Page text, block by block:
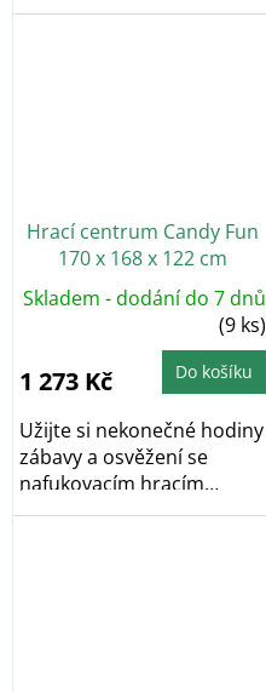
bazénu.
Hrací centrum Candy Fun
170 x 168 x 122 cm
Skladem - dodání do 7 dnů
(9 ks)
1 273 Kč Do košíku
Užijte si nekonečné hodiny
zábavy a osvěžení se
nafukovacím hracím
centrem CANDY FUN,...